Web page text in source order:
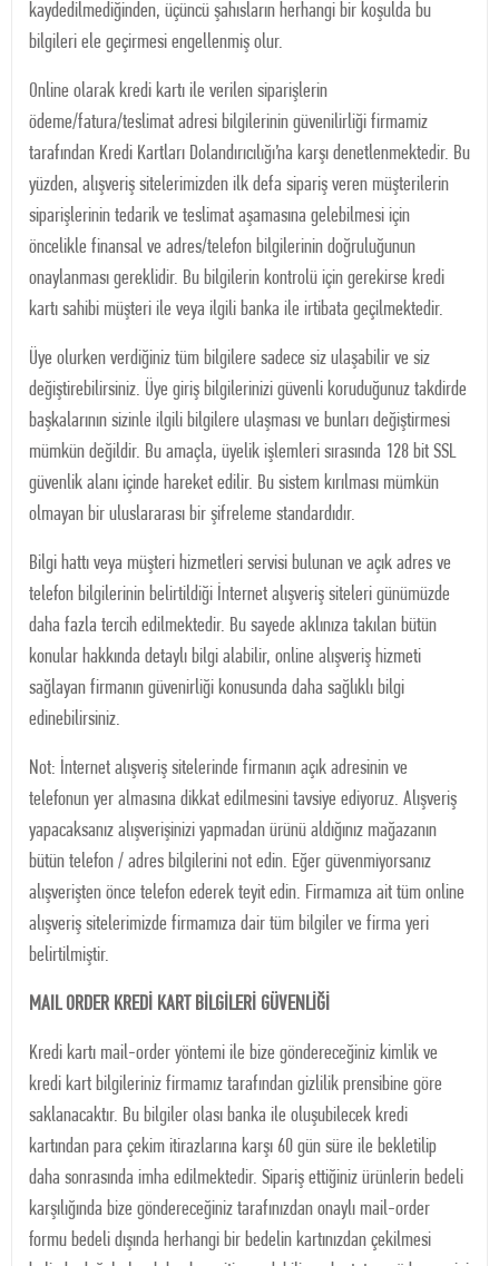
kaydedilmediğinden, üçüncü şahısların herhangi bir koşulda bu
bilgileri ele geçirmesi engellenmiş olur.
Online olarak kredi kartı ile verilen siparişlerin
ödeme/fatura/teslimat adresi bilgilerinin güvenilirliği firmamiz
tarafından Kredi Kartları Dolandırıcılığı’na karşı denetlenmektedir. Bu
yüzden, alışveriş sitelerimizden ilk defa sipariş veren müşterilerin
siparişlerinin tedarik ve teslimat aşamasına gelebilmesi için
öncelikle finansal ve adres/telefon bilgilerinin doğruluğunun
onaylanması gereklidir. Bu bilgilerin kontrolü için gerekirse kredi
kartı sahibi müşteri ile veya ilgili banka ile irtibata geçilmektedir.
Üye olurken verdiğiniz tüm bilgilere sadece siz ulaşabilir ve siz
değiştirebilirsiniz. Üye giriş bilgilerinizi güvenli koruduğunuz takdirde
başkalarının sizinle ilgili bilgilere ulaşması ve bunları değiştirmesi
mümkün değildir. Bu amaçla, üyelik işlemleri sırasında 128 bit SSL
güvenlik alanı içinde hareket edilir. Bu sistem kırılması mümkün
olmayan bir uluslararası bir şifreleme standardıdır.
Bilgi hattı veya müşteri hizmetleri servisi bulunan ve açık adres ve
telefon bilgilerinin belirtildiği İnternet alışveriş siteleri günümüzde
daha fazla tercih edilmektedir. Bu sayede aklınıza takılan bütün
konular hakkında detaylı bilgi alabilir, online alışveriş hizmeti
sağlayan firmanın güvenirliği konusunda daha sağlıklı bilgi
edinebilirsiniz.
Not: İnternet alışveriş sitelerinde firmanın açık adresinin ve
telefonun yer almasına dikkat edilmesini tavsiye ediyoruz. Alışveriş
yapacaksanız alışverişinizi yapmadan ürünü aldığınız mağazanın
bütün telefon / adres bilgilerini not edin. Eğer güvenmiyorsanız
alışverişten önce telefon ederek teyit edin. Firmamıza ait tüm online
alışveriş sitelerimizde firmamıza dair tüm bilgiler ve firma yeri
belirtilmiştir.
MAIL ORDER KREDİ KART BİLGİLERİ GÜVENLİĞİ
Kredi kartı mail-order yöntemi ile bize göndereceğiniz kimlik ve
kredi kart bilgileriniz firmamız tarafından gizlilik prensibine göre
saklanacaktır. Bu bilgiler olası banka ile oluşubilecek kredi
kartından para çekim itirazlarına karşı 60 gün süre ile bekletilip
daha sonrasında imha edilmektedir. Sipariş ettiğiniz ürünlerin bedeli
karşılığında bize göndereceğiniz tarafınızdan onaylı mail-order
formu bedeli dışında herhangi bir bedelin kartınızdan çekilmesi